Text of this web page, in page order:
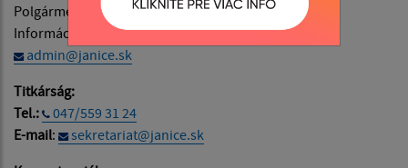
Polgármester:
starosta@janice.sk
Információ a weboldal kitöltésével kapcsolatban:
admin@janice.sk
Titkárság:
Tel.:
047/559 31 24
E-mail:
sekretariat@janice.sk